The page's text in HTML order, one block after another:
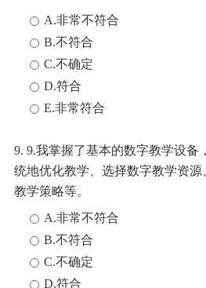
A.非常不符合
B.不符合
C.不确定
D.符合
E.非常符合
9. 9.我掌握了基本的数字教学设备
统地优化教学、选择数字教学资
教学策略等。
A.非常不符合
B.不符合
C.不确定
D.符合